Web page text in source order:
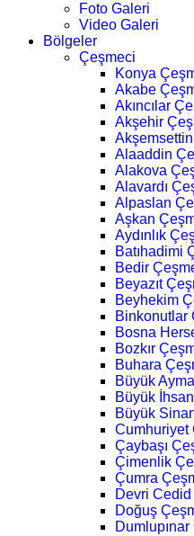
Foto Galeri
Video Galeri
Bölgeler
Çeşmeci
Konya
Akabe
Akıncılar
Akşehir
Alaaddin
Alakova
Alavardı
Alpaslan
Aşkan
Aydınlık
Batıhadimi
Bedir
Beyazıt
Beyhekim
Binkonutlar
Bosna
Bozkır
Buhara
Büyük
Büyük
Büyük
Cumhuriyet
Çaybaşı
Çimenlik
Çumra
Devri
Doğuş